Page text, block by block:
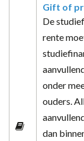
Gift of
De
rente
onder
ouders.
dan